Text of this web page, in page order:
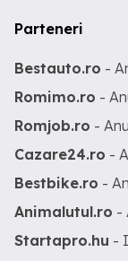
Parteneri
Bestauto.ro -
Romimo.ro -
Romjob.ro -
Cazare24.ro -
Bestbike.ro -
Animalutul.ro -
Startapro.hu -